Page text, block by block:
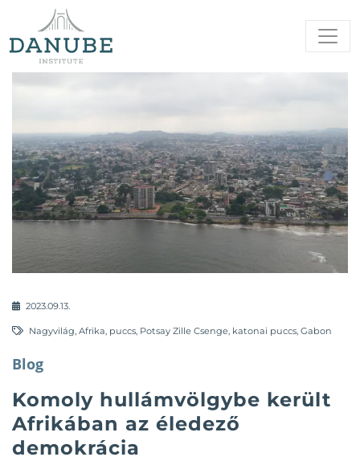
2023.09.13.
Nagyvilág, Afrika, puccs, Potsay Zille Csenge, katonai puccs, Gabon
Blog
Komoly hullámvölgybe került
Afrikában az éledező
demokrácia